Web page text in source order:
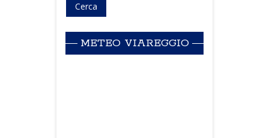
METEO VIAREGGIO